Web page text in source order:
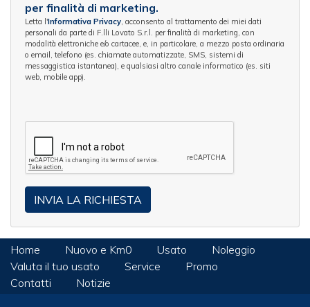
per finalità di marketing.
Letta l'Informativa Privacy, acconsento al trattamento dei miei dati
personali da parte di F.lli Lovato S.r.l. per finalità di marketing, con
modalità elettroniche e/o cartacee, e, in particolare, a mezzo posta ordinaria
o email, telefono (es. chiamate automatizzate, SMS, sistemi di
messaggistica istantanea), e qualsiasi altro canale informatico (es. siti
web, mobile app).
Home Nuovo e Km0 Usato
Noleggio
Valuta il tuo usato
Service
Promo
Contatti
Notizie